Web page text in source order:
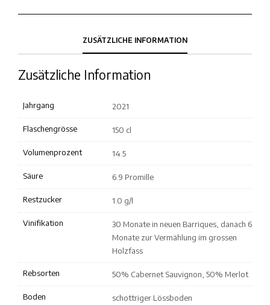
ZUSÄTZLICHE INFORMATION
Zusätzliche Information
Jahrgang 2021
Flaschengrösse 150 cl
Volumenprozent 14.5
Säure 6.9 Promille
Restzucker 1.0 g/l
Vinifikation
30 Monate in neuen Barriques, danach 6
Monate zur Vermählung im grossen
Holzfass
Rebsorten 50% Cabernet Sauvignon, 50% Merlot
Boden schottriger Lössboden